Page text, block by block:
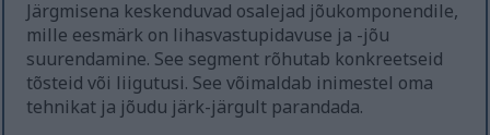
Järgmisena keskenduvad osalejad jõukomponendile,
mille eesmärk on lihasvastupidavuse ja -jõu
suurendamine. See segment rõhutab konkreetseid
tõsteid või liigutusi. See võimaldab inimestel oma
tehnikat ja jõudu järk-järgult parandada.